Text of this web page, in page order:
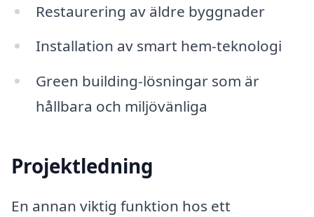
Restaurering av äldre byggnader
Installation av smart hem-teknologi
Green building-lösningar som är
hållbara och miljövänliga
Projektledning
En annan viktig funktion hos ett